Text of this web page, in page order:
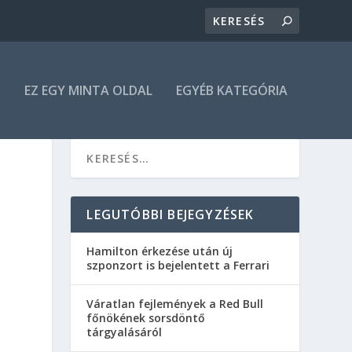
EZ EGY MINTA OLDAL EGYÉB KATEGÓRIA
LEGUTÓBBI BEJEGYZÉSEK
Hamilton érkezése után új
szponzort is bejelentett a Ferrari
Váratlan fejlemények a Red Bull
főnökének sorsdöntő
tárgyalásáról